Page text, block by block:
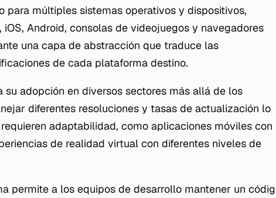
para múltiples sistemas operativos y dispositivos,
Android, consolas de videojuegos y navegadores
una capa de abstracción que traduce las
de cada plataforma destino.
adopción en diversos sectores más allá de los
diferentes resoluciones y tasas de actualización lo
adaptabilidad, como aplicaciones móviles con
de realidad virtual con diferentes niveles de
permite a los equipos de desarrollo mantener un